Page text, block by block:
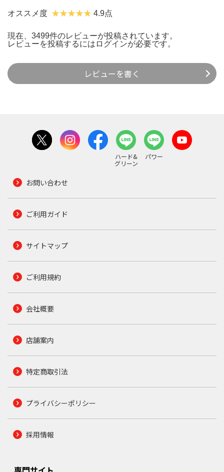
オススメ度 4.9点
現在、3499件のレビューが投稿されています。
レビューを投稿するには ログインが必要です。
レビューを書く
ハード&
グリーン
パワー
お問い合わせ
ご利用ガイド
サイトマップ
ご利用規約
会社概要
店舗案内
特定商取引法
プライバシーポリシー
採用情報